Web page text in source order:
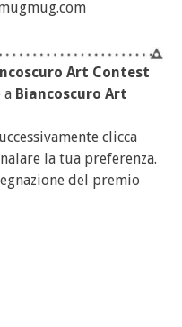
Art Contest
a Biancoscuro Art
clicca
la tua preferenza.
del premio